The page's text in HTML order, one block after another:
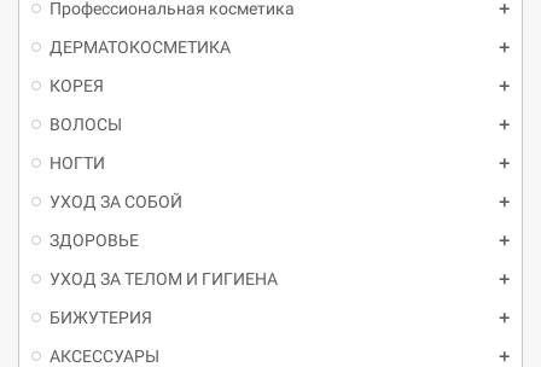
Профессиональная косметика
ДЕРМАТОКОСМЕТИКА
КОРЕЯ
ВОЛОСЫ
НОГТИ
УХОД ЗА СОБОЙ
ЗДОРОВЬЕ
УХОД ЗА ТЕЛОМ И ГИГИЕНА
БИЖУТЕРИЯ
АКСЕССУАРЫ